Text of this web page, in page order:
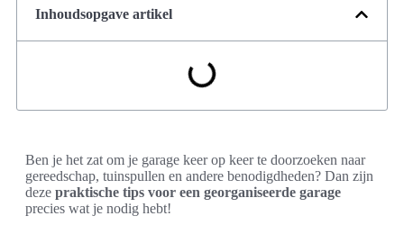
Inhoudsopgave artikel
Ben je het zat om je garage keer op keer te doorzoeken naar
gereedschap, tuinspullen en andere benodigdheden? Dan zijn
deze praktische tips voor een georganiseerde garage
precies wat je nodig hebt!